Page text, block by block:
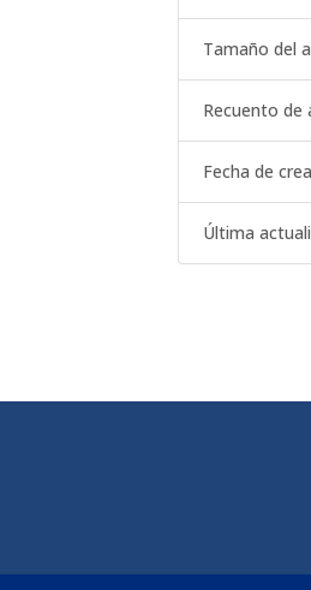
Tamaño del
Recuento de
Fecha de
Última